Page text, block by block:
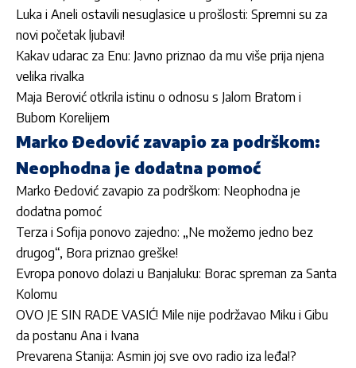
Luka i Aneli ostavili nesuglasice u prošlosti: Spremni su za
novi početak ljubavi!
Kakav udarac za Enu: Javno priznao da mu više prija njena
velika rivalka
Maja Berović otkrila istinu o odnosu s Jalom Bratom i
Bubom Korelijem
Marko Đedović zavapio za podrškom:
Neophodna je dodatna pomoć
Marko Đedović zavapio za podrškom: Neophodna je
dodatna pomoć
Terza i Sofija ponovo zajedno: „Ne možemo jedno bez
drugog“, Bora priznao greške!
Evropa ponovo dolazi u Banjaluku: Borac spreman za Santa
Kolomu
OVO JE SIN RADE VASIĆ! Mile nije podržavao Miku i Gibu
da postanu Ana i Ivana
Prevarena Stanija: Asmin joj sve ovo radio iza leđa!?